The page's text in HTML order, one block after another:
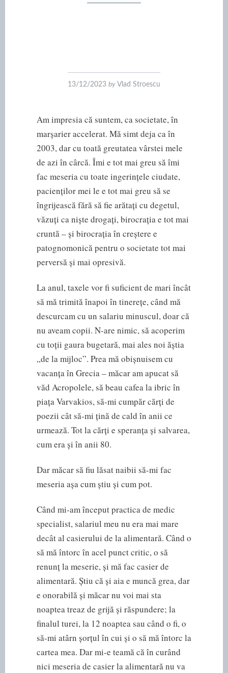
13/12/2023 by Vlad Stroescu
Am impresia că suntem, ca societate, în
marșarier accelerat. Mă simt deja ca în
2003, dar cu toată greutatea vârstei mele
de azi în cârcă. Îmi e tot mai greu să îmi
fac meseria cu toate ingerințele ciudate,
pacienților mei le e tot mai greu să se
îngrijească fără să fie arătați cu degetul,
văzuți ca niște drogați, birocrația e tot mai
cruntă – și birocrația în creștere e
patognomonică pentru o societate tot mai
perversă și mai opresivă.
La anul, taxele vor fi suficient de mari încât
să mă trimită înapoi în tinerețe, când mă
descurcam cu un salariu minuscul, doar că
nu aveam copii. N-are nimic, să acoperim
cu toții gaura bugetară, mai ales noi ăștia
„de la mijloc”. Prea mă obișnuisem cu
vacanța în Grecia – măcar am apucat să
văd Acropolele, să beau cafea la ibric în
piața Varvakios, să-mi cumpăr cărți de
poezii cât să-mi țină de cald în anii ce
urmează. Tot la cărți e speranța și salvarea,
cum era și în anii 80.
Dar măcar să fiu lăsat naibii să-mi fac
meseria așa cum știu și cum pot.
Când mi-am început practica de medic
specialist, salariul meu nu era mai mare
decât al casierului de la alimentară. Când o
să mă întorc în acel punct critic, o să
renunț la meserie, și mă fac casier de
alimentară. Știu că și aia e muncă grea, dar
e onorabilă și măcar nu voi mai sta
noaptea treaz de grijă și răspundere; la
finalul turei, la 12 noaptea sau când o fi, o
să-mi atârn șorțul în cui și o să mă întorc la
cartea mea. Dar mi-e teamă că în curând
nici meseria de casier la alimentară nu va